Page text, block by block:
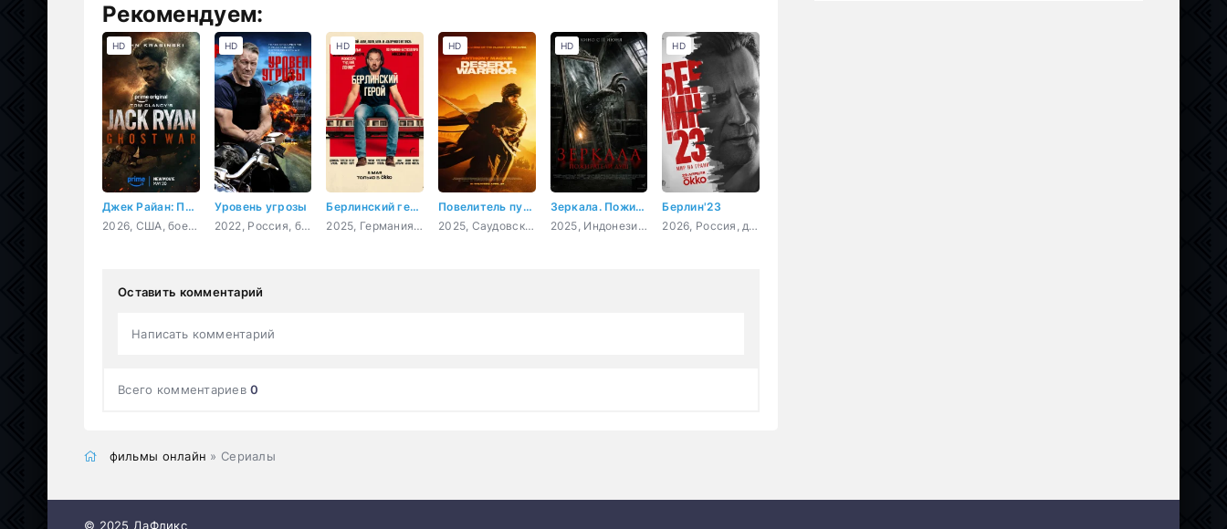
Рекомендуем:
Джек Райан: Призрачная война
2026, США, боевик
HD
Уровень угрозы
2022, Россия, боевик, детектив, драма, криминал
HD
Берлинский герой
2025, Германия, драма, комедия
HD
Повелитель пустыни
2025, Саудовская Аравия, боевик, драма, история
HD
Зеркала. Пожиратели душ
2025, Индонезия, ужасы
HD
Берлин'23
2026, Россия, детектив
HD
Оставить комментарий
Написать комментарий
Всего комментариев0
фильмы онлайн » Сериалы
© 2025 ДаФликс